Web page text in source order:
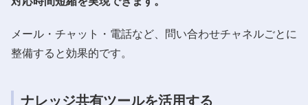
メール・チャット・電話など、問い合わせチャネルごとに
整備すると効果的です。
ナレッジ共有ツールを活用する